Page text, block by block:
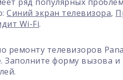
Синий экран телевизора,
Wi-Fi.
ремонту телевизоров
Заполните форму вызова